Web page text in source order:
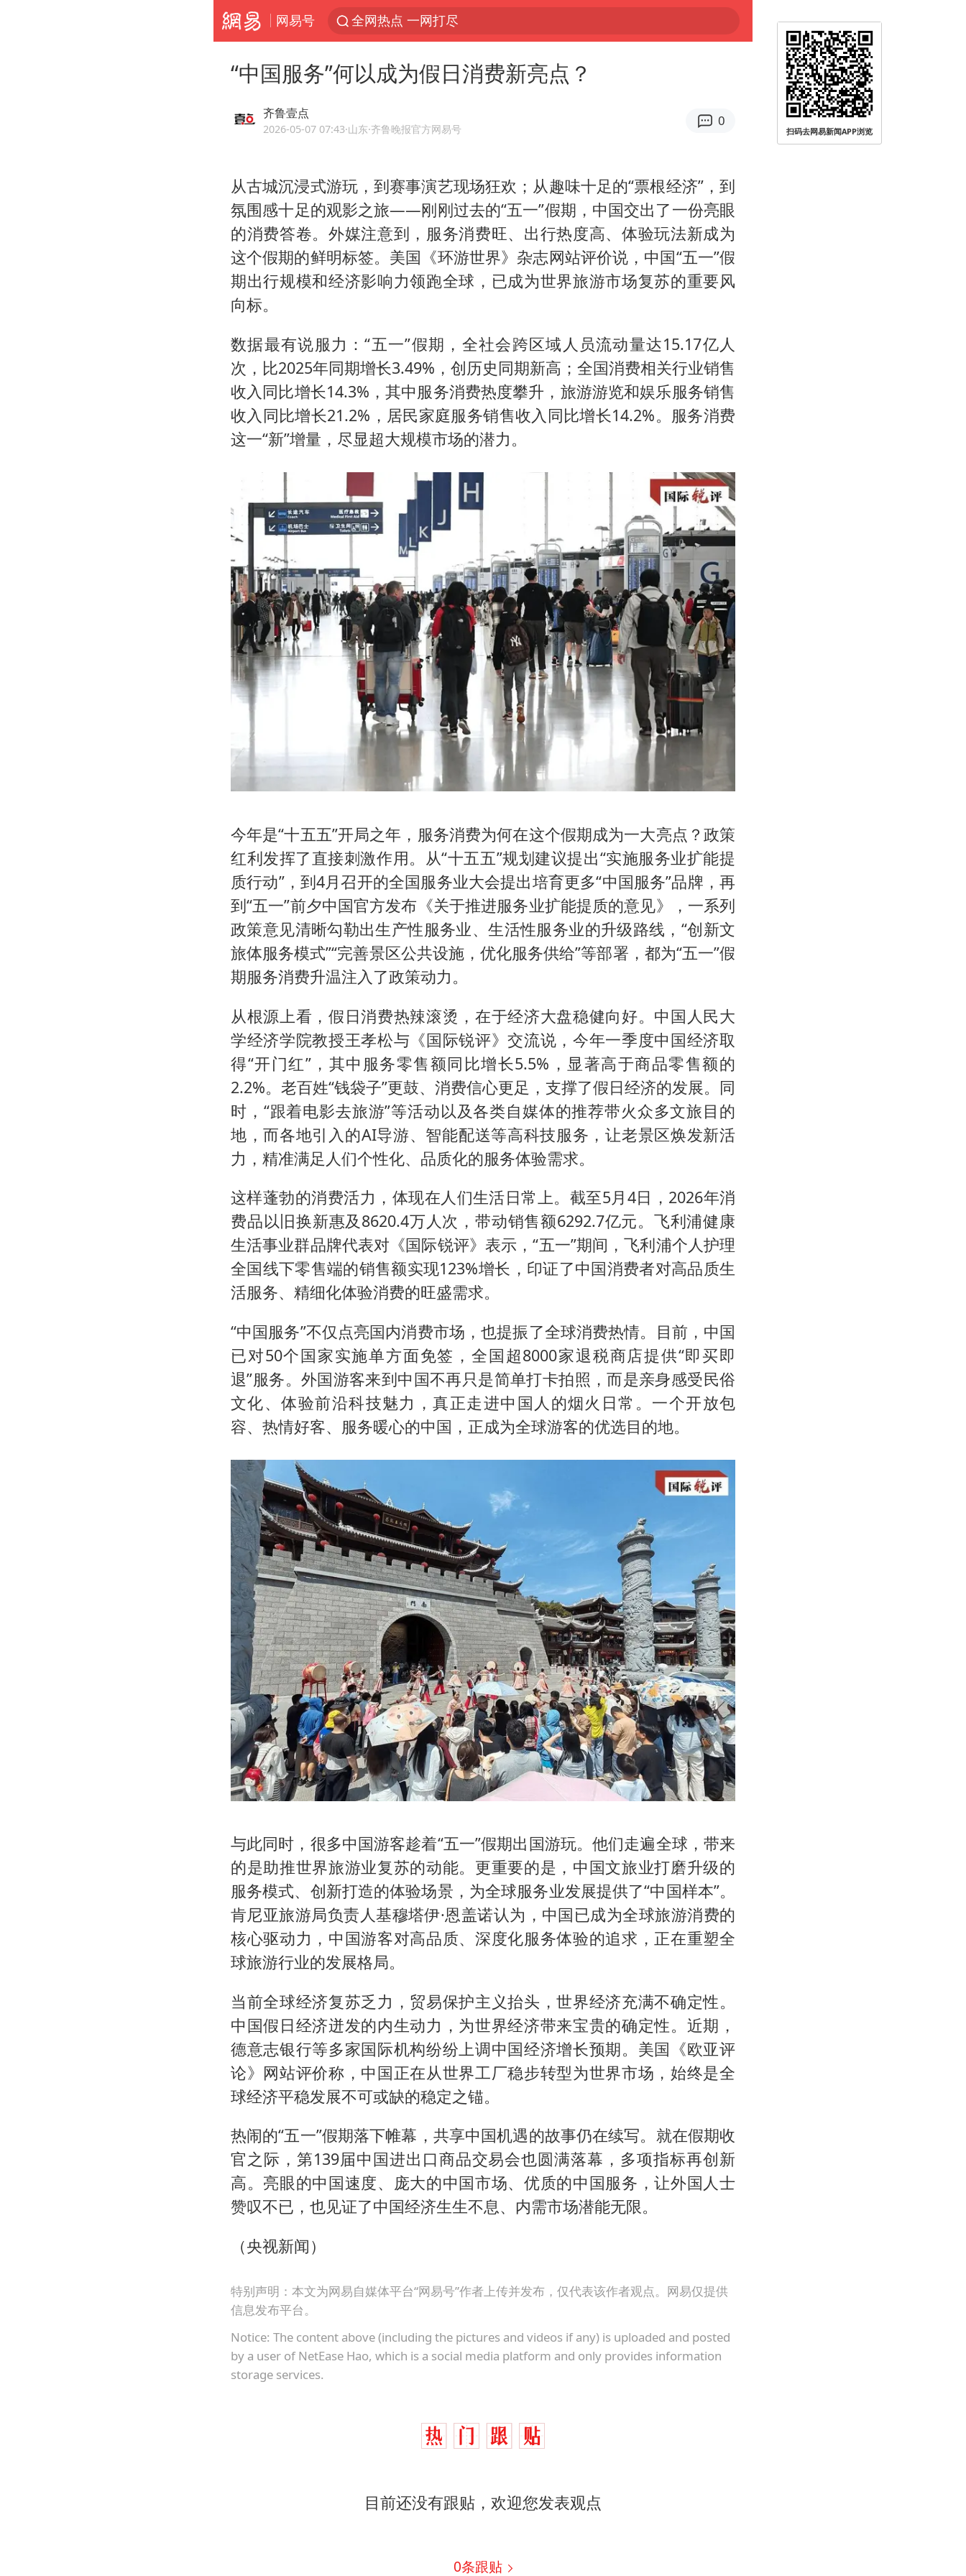
网易号 全网热点 一网打尽
“中国服务”何以成为假日消费新亮点？
齐鲁壹点
2026-05-07 07:43·山东·齐鲁晚报官方网易号
0
从古城沉浸式游玩，到赛事演艺现场狂欢；从趣味十足的“票根经济”，到
氛围感十足的观影之旅——刚刚过去的“五一”假期，中国交出了一份亮眼
的消费答卷。外媒注意到，服务消费旺、出行热度高、体验玩法新成为
这个假期的鲜明标签。美国《环游世界》杂志网站评价说，中国“五一”假
期出行规模和经济影响力领跑全球，已成为世界旅游市场复苏的重要风
向标。
数据最有说服力：“五一”假期，全社会跨区域人员流动量达15.17亿人
次，比2025年同期增长3.49%，创历史同期新高；全国消费相关行业销售
收入同比增长14.3%，其中服务消费热度攀升，旅游游览和娱乐服务销售
收入同比增长21.2%，居民家庭服务销售收入同比增长14.2%。服务消费
这一“新”增量，尽显超大规模市场的潜力。
今年是“十五五”开局之年，服务消费为何在这个假期成为一大亮点？政策
红利发挥了直接刺激作用。从“十五五”规划建议提出“实施服务业扩能提
质行动”，到4月召开的全国服务业大会提出培育更多“中国服务”品牌，再
到“五一”前夕中国官方发布《关于推进服务业扩能提质的意见》，一系列
政策意见清晰勾勒出生产性服务业、生活性服务业的升级路线，“创新文
旅体服务模式”“完善景区公共设施，优化服务供给”等部署，都为“五一”假
期服务消费升温注入了政策动力。
从根源上看，假日消费热辣滚烫，在于经济大盘稳健向好。中国人民大
学经济学院教授王孝松与《国际锐评》交流说，今年一季度中国经济取
得“开门红”，其中服务零售额同比增长5.5%，显著高于商品零售额的
2.2%。老百姓“钱袋子”更鼓、消费信心更足，支撑了假日经济的发展。同
时，“跟着电影去旅游”等活动以及各类自媒体的推荐带火众多文旅目的
地，而各地引入的AI导游、智能配送等高科技服务，让老景区焕发新活
力，精准满足人们个性化、品质化的服务体验需求。
这样蓬勃的消费活力，体现在人们生活日常上。截至5月4日，2026年消
费品以旧换新惠及8620.4万人次，带动销售额6292.7亿元。飞利浦健康
生活事业群品牌代表对《国际锐评》表示，“五一”期间，飞利浦个人护理
全国线下零售端的销售额实现123%增长，印证了中国消费者对高品质生
活服务、精细化体验消费的旺盛需求。
“中国服务”不仅点亮国内消费市场，也提振了全球消费热情。目前，中国
已对50个国家实施单方面免签，全国超8000家退税商店提供“即买即
退”服务。外国游客来到中国不再只是简单打卡拍照，而是亲身感受民俗
文化、体验前沿科技魅力，真正走进中国人的烟火日常。一个开放包
容、热情好客、服务暖心的中国，正成为全球游客的优选目的地。
与此同时，很多中国游客趁着“五一”假期出国游玩。他们走遍全球，带来
的是助推世界旅游业复苏的动能。更重要的是，中国文旅业打磨升级的
服务模式、创新打造的体验场景，为全球服务业发展提供了“中国样本”。
肯尼亚旅游局负责人基穆塔伊·恩盖诺认为，中国已成为全球旅游消费的
核心驱动力，中国游客对高品质、深度化服务体验的追求，正在重塑全
球旅游行业的发展格局。
当前全球经济复苏乏力，贸易保护主义抬头，世界经济充满不确定性。
中国假日经济迸发的内生动力，为世界经济带来宝贵的确定性。近期，
德意志银行等多家国际机构纷纷上调中国经济增长预期。美国《欧亚评
论》网站评价称，中国正在从世界工厂稳步转型为世界市场，始终是全
球经济平稳发展不可或缺的稳定之锚。
热闹的“五一”假期落下帷幕，共享中国机遇的故事仍在续写。就在假期收
官之际，第139届中国进出口商品交易会也圆满落幕，多项指标再创新
高。亮眼的中国速度、庞大的中国市场、优质的中国服务，让外国人士
赞叹不已，也见证了中国经济生生不息、内需市场潜能无限。
（央视新闻）
特别声明：本文为网易自媒体平台“网易号”作者上传并发布，仅代表该作者观点。网易仅提供
信息发布平台。
Notice: The content above (including the pictures and videos if any) is uploaded and posted
by a user of NetEase Hao, which is a social media platform and only provides information
storage services.
目前还没有跟贴，欢迎您发表观点
0条跟贴
扫码去网易新闻APP浏览